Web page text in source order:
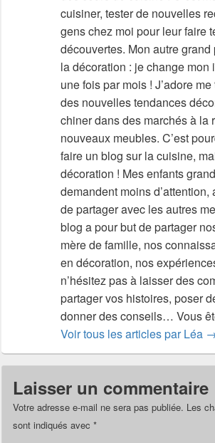
cuisiner, tester de nouvelles
gens chez moi pour leur faire
découvertes. Mon autre
la décoration : je change mon
une fois par mois ! J’adore
des nouvelles tendances
chiner dans des marchés à la
nouveaux meubles. C’est
faire un blog sur la cuisine,
décoration ! Mes enfants
demandent moins
de partager avec les autres
blog a pour but de partager
mère de famille, nos
en décoration, nos
n’hésitez pas à laisser des
partager vos histoires, poser
donner des conseils… Vous
Voir tous les articles par Léa
Laisser un commentaire
Votre adresse e-mail ne sera pas publiée. Les
sont indiqués avec *